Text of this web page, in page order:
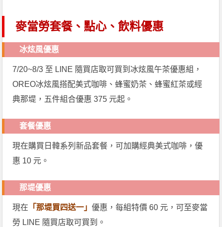
麥當勞套餐、點心、飲料優惠
冰炫風優惠
7/20~8/3 至 LINE 隨買店取可買到冰炫風午茶優惠組，
OREO冰炫風搭配美式咖啡、蜂蜜奶茶、蜂蜜紅茶或經
典那堤，五件組合優惠 375 元起。
套餐優惠
現在購買日韓系列新品套餐，可加購經典美式咖啡，優
惠 10 元。
那堤優惠
現在 「那堤買四送一」優惠，每組特價 60 元，可至麥當
勞 LINE 隨買店取可買到。